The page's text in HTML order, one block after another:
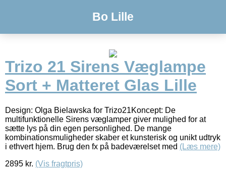
Bo Lille
Trizo 21 Sirens Væglampe
Sort + Matteret Glas Lille
Design: Olga Bielawska for Trizo21Koncept: De
multifunktionelle Sirens væglamper giver mulighed for at
sætte lys på din egen personlighed. De mange
kombinationsmuligheder skaber et kunsterisk og unikt udtryk
i ethvert hjem. Brug den fx på badeværelset med (Læs mere)
2895 kr. (Vis fragtpris)